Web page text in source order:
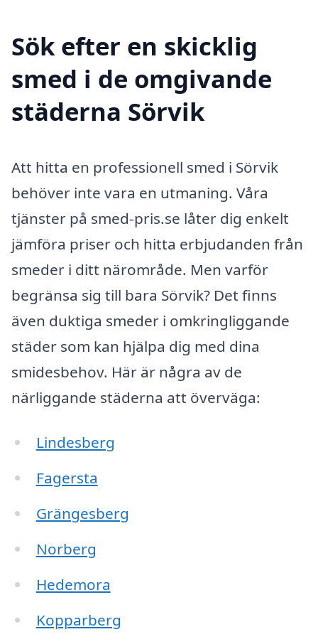
Sök efter en skicklig
smed i de omgivande
städerna Sörvik
Att hitta en professionell smed i Sörvik
behöver inte vara en utmaning. Våra
tjänster på smed-pris.se låter dig enkelt
jämföra priser och hitta erbjudanden från
smeder i ditt närområde. Men varför
begränsa sig till bara Sörvik? Det finns
även duktiga smeder i omkringliggande
städer som kan hjälpa dig med dina
smidesbehov. Här är några av de
närliggande städerna att överväga:
Lindesberg
Fagersta
Grängesberg
Norberg
Hedemora
Kopparberg